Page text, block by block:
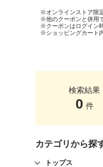
※オンラインストア限
※他のクーポンと併用
※クーポンはログイン
※ショッピングカート
検索結果
0 件
カテゴリから探
トップス